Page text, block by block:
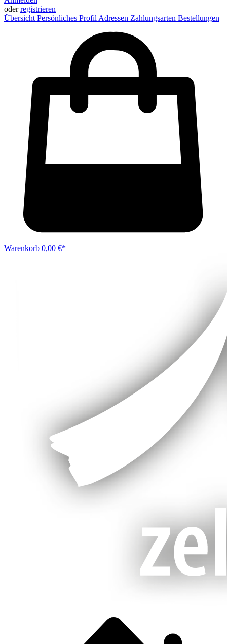
oderregistrieren
Übersicht Persönliches Profil Adressen Zahlungsarten Bestellungen
Warenkorb 0,00 €*